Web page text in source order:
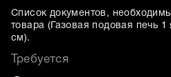
Список документов,
товара ( Газовая подовая печь
см ).
Требуется